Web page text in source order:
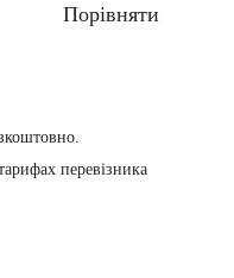
Порівняти
перевізника